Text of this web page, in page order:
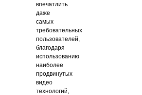
впечатлить
даже
самых
требовательных
пользователей,
благодаря
использованию
наиболее
продвинутых
видео
технологий,